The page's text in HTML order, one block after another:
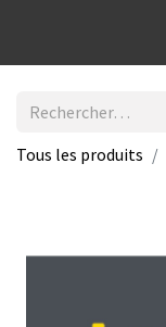
Tous les produits